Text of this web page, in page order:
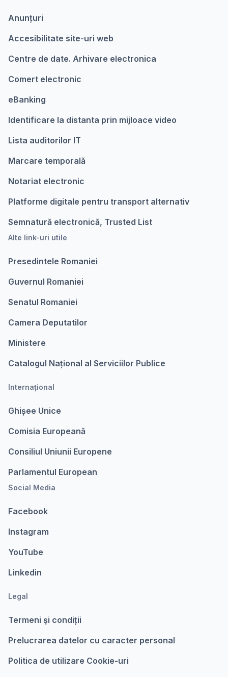
Anunțuri
Accesibilitate site-uri web
Centre de date. Arhivare electronica
Comert electronic
eBanking
Identificare la distanta prin mijloace video
Lista auditorilor IT
Marcare temporalǎ
Notariat electronic
Platforme digitale pentru transport alternativ
Semnatură electronică, Trusted List
Alte link-uri utile
Presedintele Romaniei
Guvernul Romaniei
Senatul Romaniei
Camera Deputatilor
Ministere
Catalogul Național al Serviciilor Publice
Internațional
Ghișee Unice
Comisia Europeanǎ
Consiliul Uniunii Europene
Parlamentul European
Social Media
Facebook
Instagram
YouTube
Linkedin
Legal
Termeni şi condiții
Prelucrarea datelor cu caracter personal
Politica de utilizare Cookie-uri